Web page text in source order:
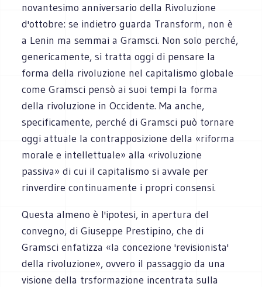
novantesimo anniversario della Rivoluzione
d'ottobre: se indietro guarda Transform, non è
a Lenin ma semmai a Gramsci. Non solo perché,
genericamente, si tratta oggi di pensare la
forma della rivoluzione nel capitalismo globale
come Gramsci pensò ai suoi tempi la forma
della rivoluzione in Occidente. Ma anche,
specificamente, perché di Gramsci può tornare
oggi attuale la contrapposizione della «riforma
morale e intellettuale» alla «rivoluzione
passiva» di cui il capitalismo si avvale per
rinverdire continuamente i propri consensi.
Questa almeno è l'ipotesi, in apertura del
convegno, di Giuseppe Prestipino, che di
Gramsci enfatizza «la concezione 'revisionista'
della rivoluzione», ovvero il passaggio da una
visione della trsformazione incentrata sulla